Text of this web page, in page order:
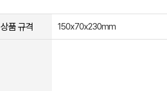
상품 규격 150x70x230mm